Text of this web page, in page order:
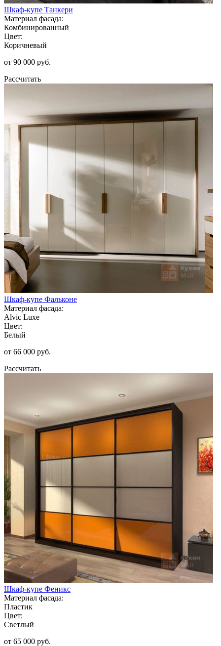
Шкаф-купе Танкери
Материал фасада:
Комбинированный
Цвет:
Коричневый
от 90 000 руб.
Рассчитать
Шкаф-купе Фальконе
Материал фасада:
Alvic Luxe
Цвет:
Белый
от 66 000 руб.
Рассчитать
Шкаф-купе Феникс
Материал фасада:
Пластик
Цвет:
Светлый
от 65 000 руб.